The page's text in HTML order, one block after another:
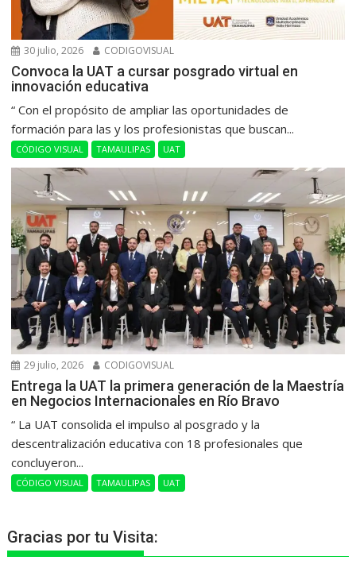
30 julio, 2026 CODIGOVISUAL
Convoca la UAT a cursar posgrado virtual en
innovación educativa
“ Con el propósito de ampliar las oportunidades de
formación para las y los profesionistas que buscan...
CÓDIGO VISUAL TAMAULIPAS UAT
29 julio, 2026 CODIGOVISUAL
Entrega la UAT la primera generación de la Maestría
en Negocios Internacionales en Río Bravo
“ La UAT consolida el impulso al posgrado y la
descentralización educativa con 18 profesionales que
concluyeron...
CÓDIGO VISUAL TAMAULIPAS UAT
Gracias por tu Visita: